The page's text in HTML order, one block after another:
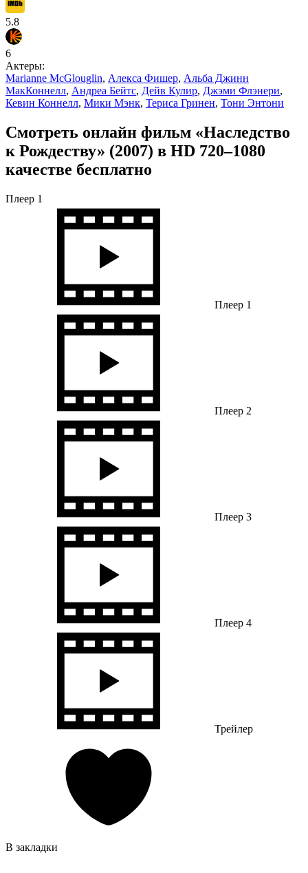
5.8
6
Актеры:
Marianne McGlouglin, Алекса Фишер, Альба Джинн
МакКоннелл, Андреа Бейтс, Дейв Кулир, Джэми Флэнери,
Кевин Коннелл, Мики Мэнк, Териса Гринен, Тони Энтони
Смотреть онлайн фильм «Наследство
к Рождеству» (2007) в HD 720–1080
качестве бесплатно
Плеер 1
Плеер 1
Плеер 2
Плеер 3
Плеер 4
Трейлер
В закладки